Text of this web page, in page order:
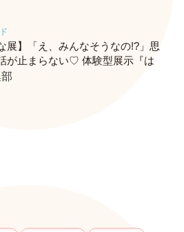
展】「え、みんなそうなの!?」思
が止まらない♡ 体験型展示『は
に行ってきたレポ